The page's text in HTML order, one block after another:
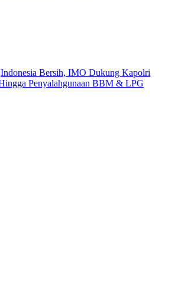
Indonesia Bersih, IMO Dukung Kapolri
Penyalahgunaan BBM & LPG